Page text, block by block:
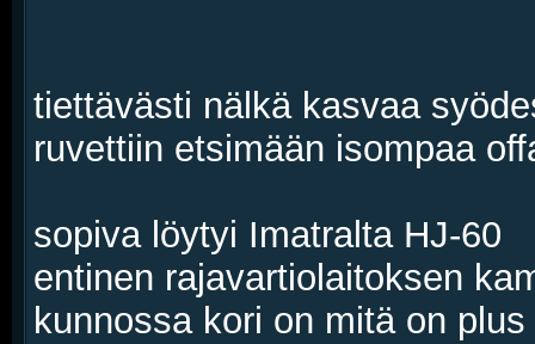
tiettävästi nälkä kasvaa
ruvettiin etsimään isompaa
sopiva löytyi Imatralta HJ-60
entinen rajavartiolaitoksen
kunnossa kori on mitä on